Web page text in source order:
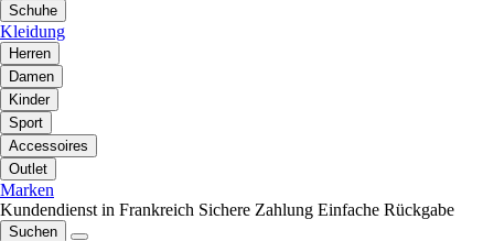
Schuhe
Kleidung
Herren
Damen
Kinder
Sport
Accessoires
Outlet
Marken
Kundendienst in Frankreich Sichere Zahlung Einfache Rückgabe
Suchen